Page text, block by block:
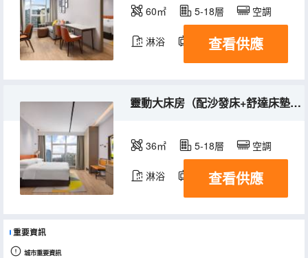
60㎡ 5-18層 空調
淋浴 電視機 冰箱
查看供應
靈動大床房（配沙發床+舒達床墊+膠囊coffee機）
36㎡ 5-18層 空調
淋浴 電視機 冰箱
查看供應
重要資訊
城市重要資訊